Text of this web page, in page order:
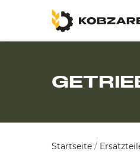
Startseite /